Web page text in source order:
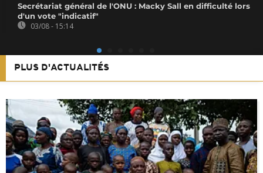
Secrétariat général de l'ONU : Macky Sall en difficulté lors
d'un vote "indicatif"
03/08 - 15:14
PLUS D'ACTUALITÉS